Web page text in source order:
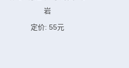
岩
定价: 55元